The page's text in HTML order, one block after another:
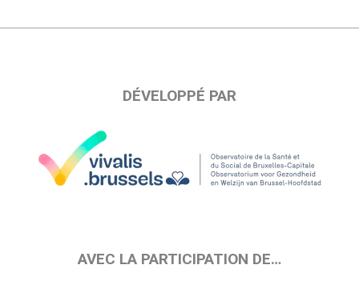
DÉVELOPPÉ PAR
AVEC LA PARTICIPATION DE…